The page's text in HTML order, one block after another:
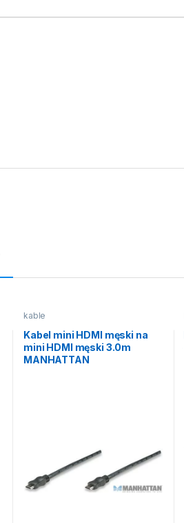
kable
Kabel mini HDMI męski na
mini HDMI męski 3.0m
MANHATTAN